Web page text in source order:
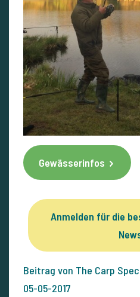
Gewässerinfos
Anmelden für die
Beitrag von The Carp
05-05-2017